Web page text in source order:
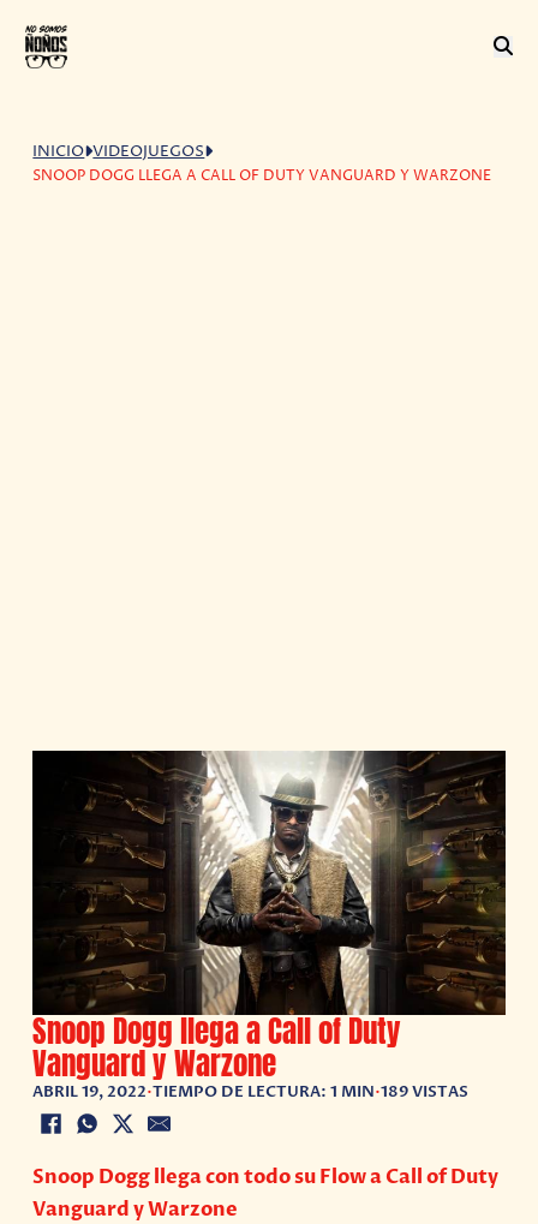
INICIO VIDEOJUEGOS
SNOOP DOGG LLEGA A CALL OF DUTY VANGUARD Y WARZONE
Snoop Dogg llega a Call of Duty
Vanguard y Warzone
ABRIL 19, 2022•TIEMPO DE LECTURA: 1 MIN•189 VISTAS
Snoop Dogg llega con todo su Flow a Call of Duty
Vanguard y Warzone